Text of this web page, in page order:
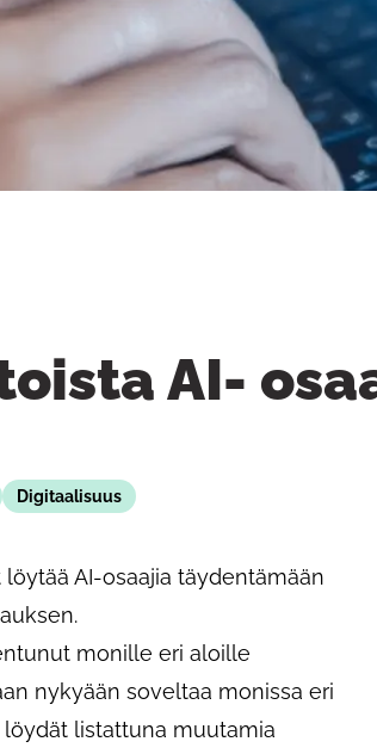
AI-
Digitaalisuus
AI-osaajia täydentämään
monille eri aloille
nykyään soveltaa monissa eri
listattuna muutamia